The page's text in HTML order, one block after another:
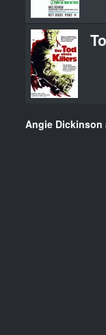
Angie Dickinson